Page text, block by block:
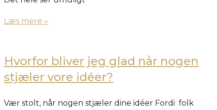
Læs mere »
Hvorfor bliver jeg glad når nogen
stjæler vore idéer?
Vær stolt, når nogen stjæler dine idéer Fordi folk